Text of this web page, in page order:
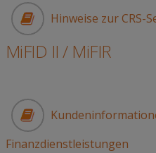
Hinweise zur CRS-
MiFID II / MiFIR
Finanzdienstleistungen